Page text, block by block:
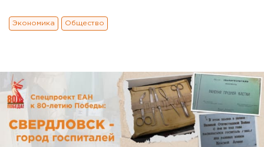
Экономика Общество